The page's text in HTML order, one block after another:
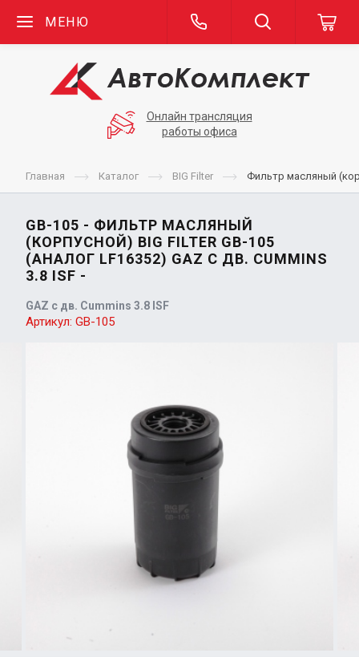
МЕНЮ
Онлайн трансляция
работы офиса
Главная Каталог BIG Filter Фильтр масляный
GB-105 - ФИЛЬТР МАСЛЯНЫЙ
(КОРПУСНОЙ) BIG FILTER GB-105
(АНАЛОГ LF16352) GAZ С ДВ. CUMMINS
3.8 ISF -
GAZ с дв. Cummins 3.8 ISF
Артикул: GB-105